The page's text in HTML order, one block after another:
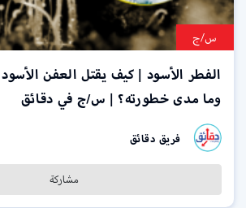
س/ج
الفطر الأسود | كيف يقتل العفن
وما مدى خطورته؟ | س/ج في دقائق
فريق دقائق
مشاركة